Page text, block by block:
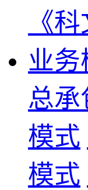
《
业务
总承
模式
模式